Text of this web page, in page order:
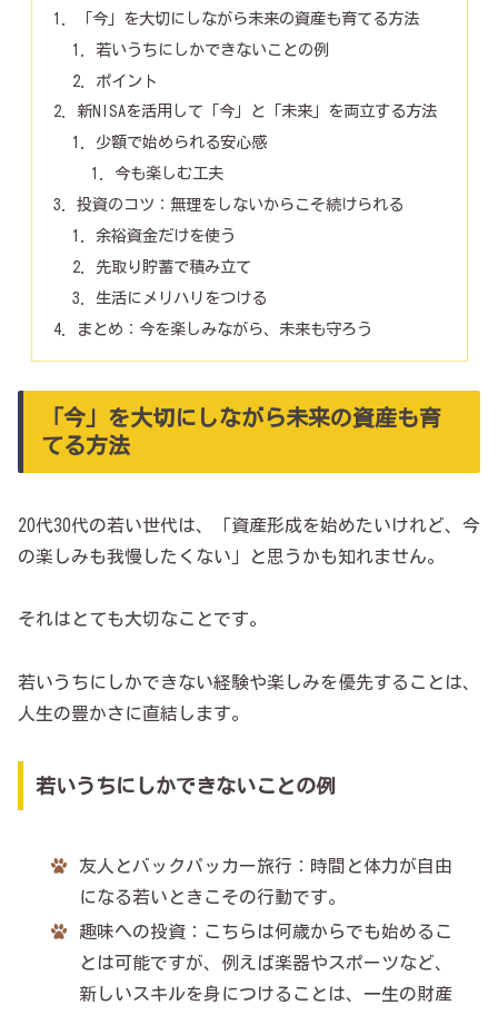
「今」を大切にしながら未来の資産も育てる方法
若いうちにしかできないことの例
ポイント
新NISAを活用して「今」と「未来」を両立する方法
少額で始められる安心感
今も楽しむ工夫
投資のコツ：無理をしないからこそ続けられる
余裕資金だけを使う
先取り貯蓄で積み立て
生活にメリハリをつける
まとめ：今を楽しみながら、未来も守ろう
「今」を大切にしながら未来の資産も育
てる方法
20代30代の若い世代は、「資産形成を始めたいけれど、今
の楽しみも我慢したくない」と思うかも知れません。
それはとても大切なことです。
若いうちにしかできない経験や楽しみを優先することは、
人生の豊かさに直結します。
若いうちにしかできないことの例
友人とバックパッカー旅行：時間と体力が自由
になる若いときこその行動です。
趣味への投資：こちらは何歳からでも始めるこ
とは可能ですが、例えば楽器やスポーツなど、
新しいスキルを身につけることは、一生の財産